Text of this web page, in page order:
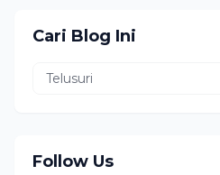
Cari Blog Ini
Follow Us